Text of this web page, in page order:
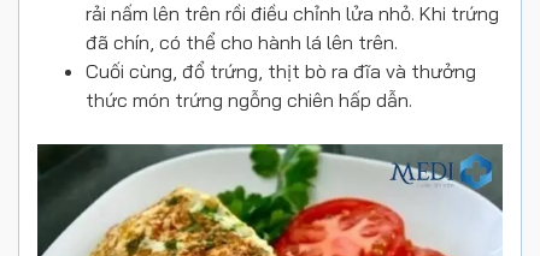
rải nấm lên trên rồi điều chỉnh lửa nhỏ. Khi trứng
đã chín, có thể cho hành lá lên trên.
Cuối cùng, đổ trứng, thịt bò ra đĩa và thưởng
thức món trứng ngỗng chiên hấp dẫn.